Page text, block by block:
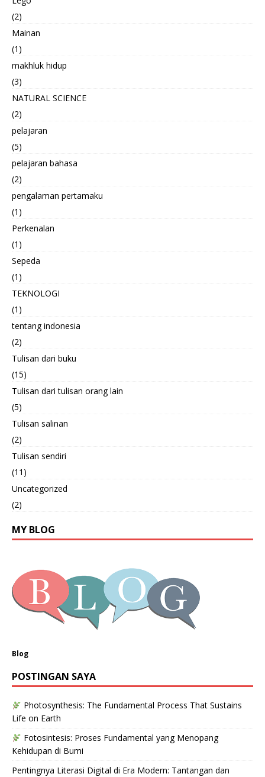
(2)
Mainan
(1)
makhluk hidup
(3)
NATURAL SCIENCE
(2)
pelajaran
(5)
pelajaran bahasa
(2)
pengalaman pertamaku
(1)
Perkenalan
(1)
Sepeda
(1)
TEKNOLOGI
(1)
tentang indonesia
(2)
Tulisan dari buku
(15)
Tulisan dari tulisan orang lain
(5)
Tulisan salinan
(2)
Tulisan sendiri
(11)
Uncategorized
(2)
MY BLOG
Blog
POSTINGAN SAYA
Photosynthesis: The Fundamental Process That Sustains
Life on Earth
Fotosintesis: Proses Fundamental yang Menopang
Kehidupan di Bumi
Pentingnya Literasi Digital di Era Modern: Tantangan dan